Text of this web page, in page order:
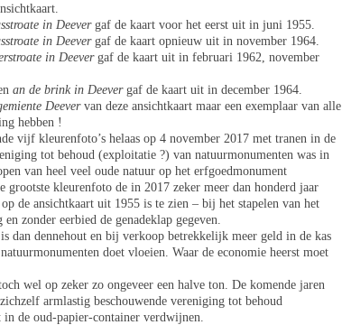
in Deevergaf de kaart voor het eerst uit in juni 1955.
in Deevergaf de kaart opnieuw uit in november 1964.
in Deevergaf de kaart uit in februari 1962, november
an de brink in Deevergaf de kaart uit in december 1964.
Deevervan deze ansichtkaart maar een exemplaar van alle
hebben !
vijf kleurenfoto’s helaas op 4 november 2017 met tranen in de
tot behoud (exploitatie ?) van natuurmonumenten was in
van heel veel oude natuur op het erfgoedmonument
grootste kleurenfoto de in 2017 zeker meer dan honderd jaar
de ansichtkaart uit 1955 is te zien – bij het stapelen van het
zonder eerbied de genadeklap gegeven.
dan dennehout en bij verkoop betrekkelijk meer geld in de kas
doet vloeien. Waar de economie heerst moet
wel op zeker zo ongeveer een halve ton. De komende jaren
armlastig beschouwende vereniging tot behoud
de oud-papier-container verdwijnen.